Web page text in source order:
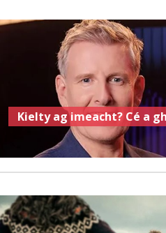
Kielty ag imeacht? Cé a